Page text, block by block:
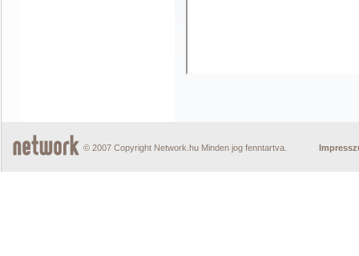
© 2007 Copyright Network.hu Minden jog fenntartva.